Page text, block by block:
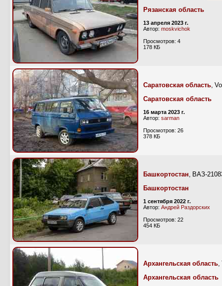
Рязанская область
13 апреля 2023 г.
Автор: moskvichok
Просмотров: 4
178 КБ
Саратовская область,
Саратовская область
16 марта 2023 г.
Автор: sarman
Просмотров: 26
378 КБ
Башкортостан, ВАЗ-
Башкортостан
1 сентября 2022 г.
Автор: Андрей Раздорских
Просмотров: 22
454 КБ
Архангельская область,
Архангельская область